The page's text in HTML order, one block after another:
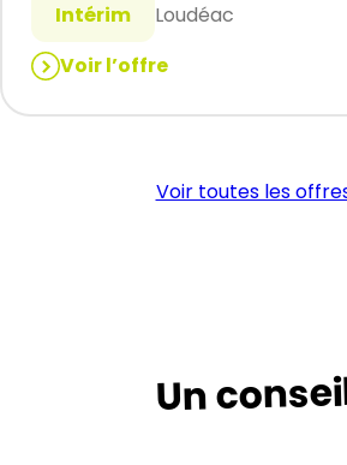
Intérim
Loudéac
Voir l’offre
:
MACON
Voir toutes les
Un